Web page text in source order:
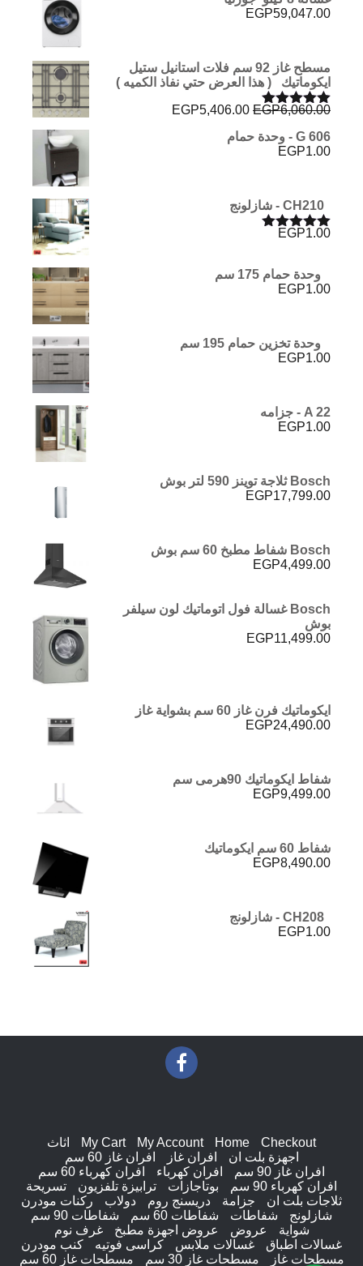
EGP59,047.00
مسطح غاز 92 سم فلات استانيل ستيل
ايكوماتيك ( هذا العرض حتي نفاذ الكميه )
تم التقييم
5.00 من 5
EGP6,060.00
السعر
هو:
EGP5,406.00
G 606 - وحدة حمام
EGP1.00
تم التقييم
EGP1.00
وحدة حمام 175 سم
EGP1.00
وحدة تخزين حمام 195 سم
EGP1.00
A 22 - جزامه
EGP1.00
Bosch ثلاجة توينز 590 لتر بوش
EGP17,799.00
Bosch شفاط مطبخ 60 سم بوش
EGP4,499.00
Bosch غسالة فول اتوماتيك لون سيلفر
بوش
EGP11,499.00
ايكوماتيك فرن غاز 60 سم بشواية غاز
EGP24,490.00
شفاط ايكوماتيك 90هرمى سم
EGP9,499.00
شفاط 60 سم ايكوماتيك
EGP8,490.00
EGP1.00
Checkout
Home
My Account
My Cart
اثاث
اجهزة بلت ان
افران غاز
افران غاز 60 سم
افران غاز 90 سم
افران كهرباء
افران كهرباء 60 سم
افران كهرباء 90 سم
بوتاجازات ترابيزة تلفزيون
تسريحة
ثلاجات بلت ان
جزامة دريسنج روم دولاب
ركنات مودرن
شازلونج
شفاطات شفاطات 60 سم
شفاطات 90 سم
شواية
عروض عروض اجهزة مطبخ
غرف نوم
غسالات اطباق
غسالات ملابس كراسى فوتيه
كنب مودرن
مسطحات غاز
مسطحات غاز 30 سم مسطحات غاز 60 سم